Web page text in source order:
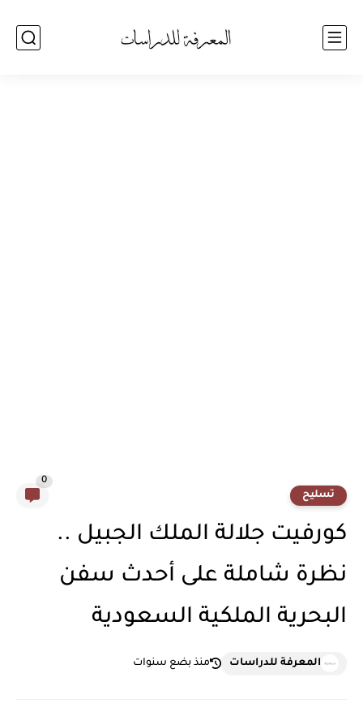
تسليح
0
كورفيت جلالة الملك الجبيل ..
نظرة شاملة على أحدث سفن
البحرية الملكية السعودية
المعرفة للدراسات منذ بضع سنوات